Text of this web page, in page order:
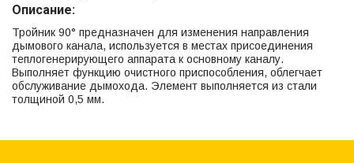
Описание:
Тройник 90° предназначен для изменения направления
дымового канала, используется в местах присоединения
теплогенерирующего аппарата к основному каналу.
Выполняет функцию очистного приспособления, облегчает
обслуживание дымохода. Элемент выполняется из стали
толщиной 0,5 мм.